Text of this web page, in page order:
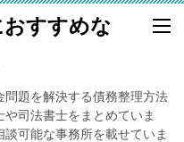
おすすめな
題を解決する債務整理方法
司法書士をまとめていま
可能な事務所を載せていま